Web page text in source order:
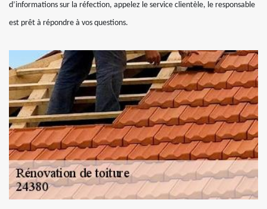
d’informations sur la réfection, appelez le service clientèle, le responsable
est prêt à répondre à vos questions.